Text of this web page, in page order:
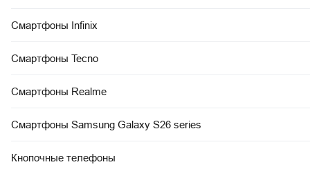
Смартфоны Infinix
Смартфоны Tecno
Смартфоны Realme
Смартфоны Samsung Galaxy S26 series
Кнопочные телефоны